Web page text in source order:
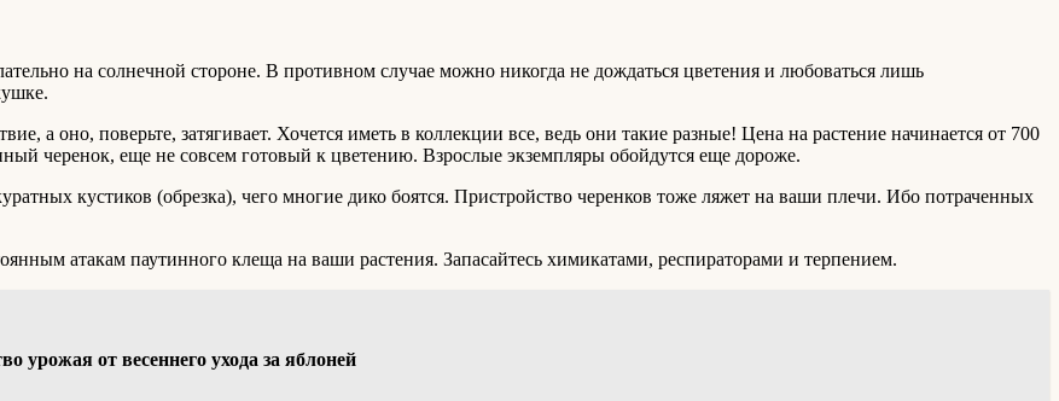
на солнечной стороне. В противном случае можно никогда не дождаться цветения и любоваться лишь
а оно, поверьте, затягивает. Хочется иметь в коллекции все, ведь они такие разные! Цена на растение начинается от 700
черенок, еще не совсем готовый к цветению. Взрослые экземпляры обойдутся еще дороже.
кустиков (обрезка), чего многие дико боятся. Пристройство черенков тоже ляжет на ваши плечи. Ибо потраченных
атакам паутинного клеща на ваши растения. Запасайтесь химикатами, респираторами и терпением.
урожая от весеннего ухода за яблоней